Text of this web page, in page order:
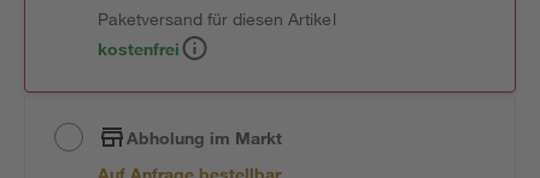
Paketversand für diesen Artikel
kostenfrei
Abholung im Markt
Auf Anfrage bestellbar